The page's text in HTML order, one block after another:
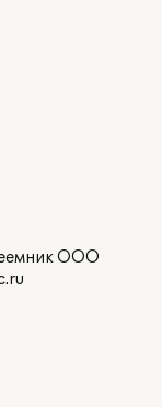
ООО